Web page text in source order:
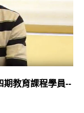
期教育課程學員--